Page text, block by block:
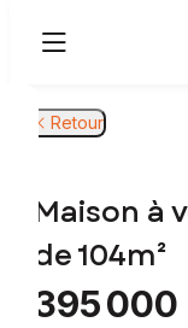
Retour
Maison à
de 104m²
395 000